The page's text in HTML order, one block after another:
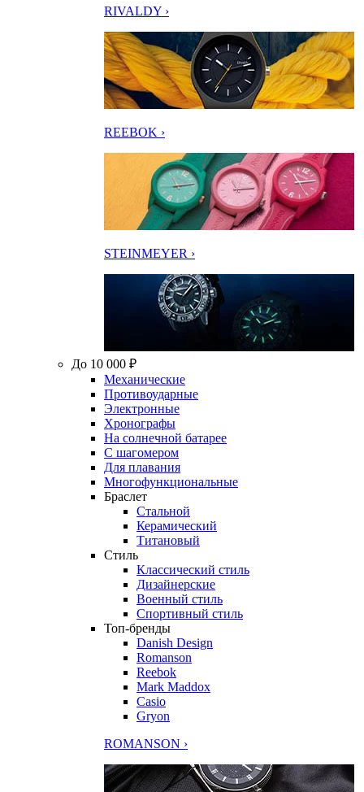
RIVALDY ›
REEBOK ›
STEINMEYER ›
До 10 000 ₽
Механические
Противоударные
Электронные
Хронографы
На солнечной батарее
С шагомером
Для плавания
Многофункциональные
Браслет
Стальной
Керамический
Титановый
Стиль
Классический стиль
Дизайнерские
Военный стиль
Спортивный стиль
Топ-бренды
Danish Design
Romanson
Reebok
Mark Maddox
Casio
Gryon
ROMANSON ›